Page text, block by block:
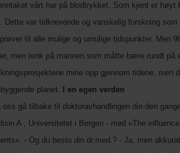
vårt har på blodtrykket. Som kjent er
Dette var tidkrevende og vanskelig forskning
til alle mulige og umulige tidspunkter. Men
men tenk på mannen som måtte bære rundt
mine opp gjennom tidene,
planet.
I en egen verden
oss gå tilbake til doktoravhandlingen din den
A , Universitetet i Bergen - med «The
- Og du besto din dr.med.? - Ja, men